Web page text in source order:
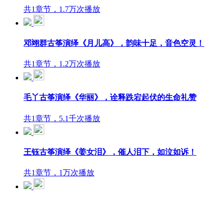
共1章节，1.7万次播放
邓翊群古筝演绎《月儿高》，韵味十足，音色空灵！
共1章节，1.2万次播放
毛丫古筝演绎《华丽》，诠释跌宕起伏的生命礼赞
共1章节，5.1千次播放
王钰古筝演绎《姜女泪》，催人泪下，如泣如诉！
共1章节，1万次播放